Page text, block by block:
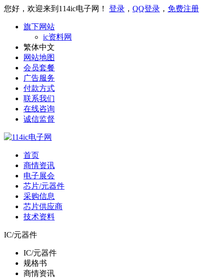
您好，欢迎来到114ic电子网！ 登录 ， QQ登录 ， 免费注册
旗下网站
ic资料网
繁体中文
网站地图
会员套餐
广告服务
付款方式
联系我们
在线咨询
诚信监督
首页
商情资讯
电子展会
芯片/元器件
采购信息
芯片供应商
技术资料
IC/元器件
IC/元器件
规格书
商情资讯